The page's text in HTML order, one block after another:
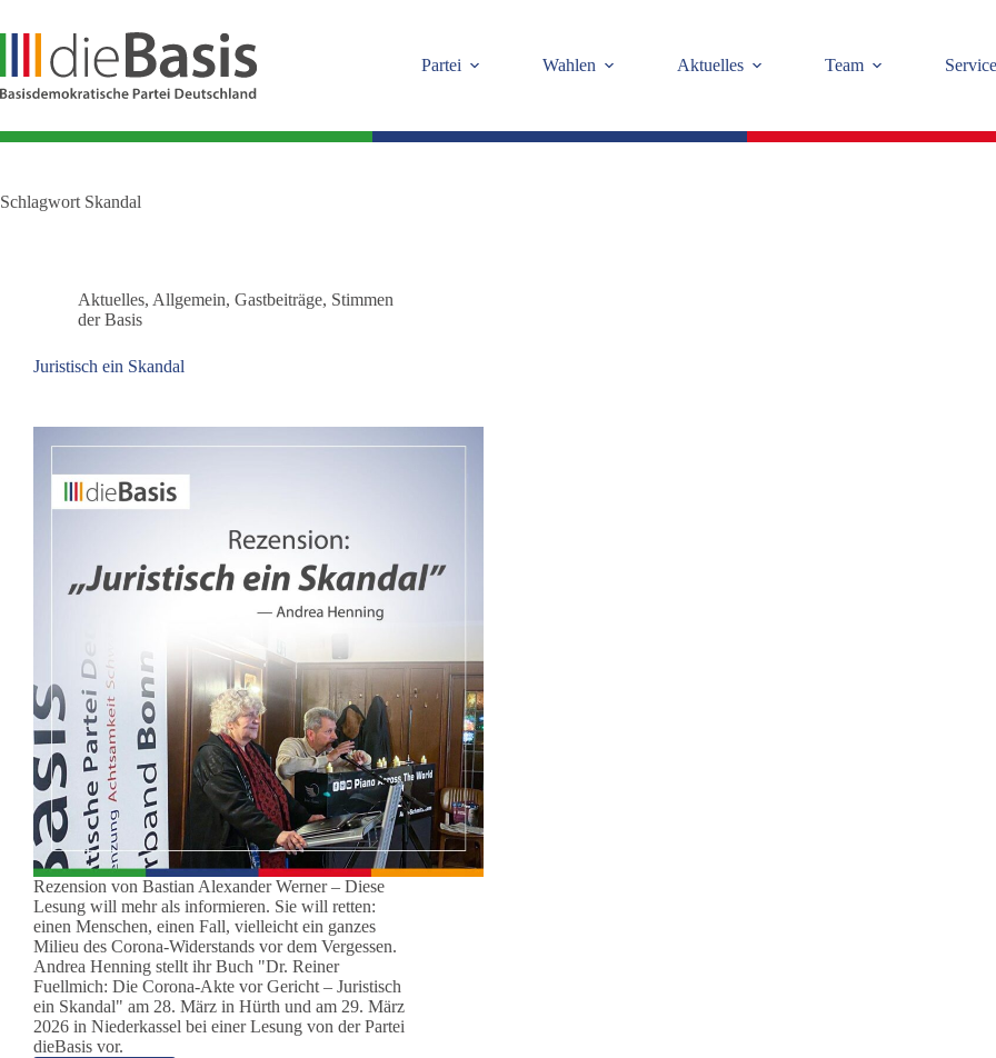
springen
Partei
Wahlen Aktuelles Team Service
Schlagwort Skandal
Aktuelles, Allgemein, Gastbeiträge, Stimmen
der Basis
Juristisch ein Skandal
Rezension von Bastian Alexander Werner – Diese
Lesung will mehr als informieren. Sie will retten:
einen Menschen, einen Fall, vielleicht ein ganzes
Milieu des Corona-Widerstands vor dem Vergessen.
Andrea Henning stellt ihr Buch "Dr. Reiner
Fuellmich: Die Corona-Akte vor Gericht – Juristisch
ein Skandal" am 28. März in Hürth und am 29. März
2026 in Niederkassel bei einer Lesung von der Partei
dieBasis vor.